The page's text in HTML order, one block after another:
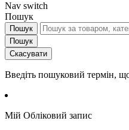
Nav switch
Пошук
Пошук
Пошук
Скасувати
Введіть пошуковий термін,
Мій Обліковий запис